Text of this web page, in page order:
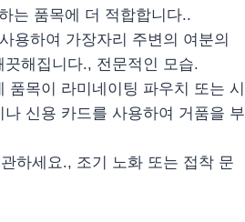
는 품목에 더 적합합니다..
용하여 가장자리 주변의 여분의
해집니다., 전문적인 모습.
품목이 라미네이팅 파우치 또는 시
신용 카드를 사용하여 거품을 부
하세요., 조기 노화 또는 접착 문